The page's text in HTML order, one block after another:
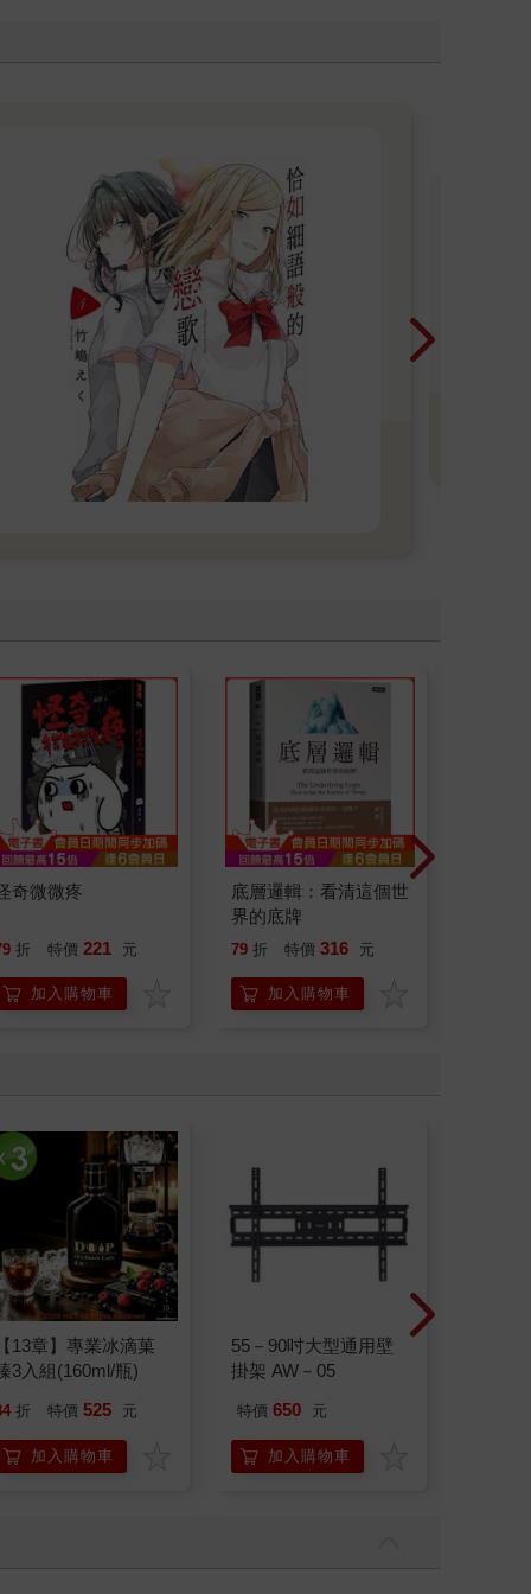
奇微微疼
折 特價 221 元
加入購物車
底層邏輯：看清這個世
界的底牌
79 折 特價 316 元
加入購物車
【13章】專業冰滴菓
3入組(160ml/瓶)
折 特價 525 元
加入購物車
55－90吋大型通用壁
掛架 AW－05
特價 650 元
加入購物車